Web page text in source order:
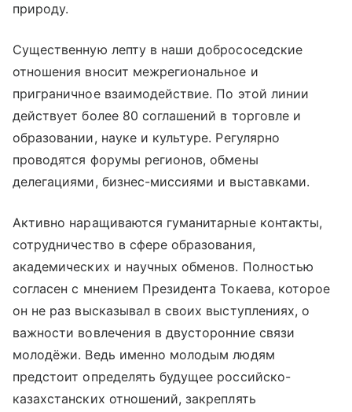
природу.
Существенную лепту в наши добрососедские
отношения вносит межрегиональное и
приграничное взаимодействие. По этой линии
действует более 80 соглашений в торговле и
образовании, науке и культуре. Регулярно
проводятся форумы регионов, обмены
делегациями, бизнес-миссиями и выставками.
Активно наращиваются гуманитарные контакты,
сотрудничество в сфере образования,
академических и научных обменов. Полностью
согласен с мнением Президента Токаева, которое
он не раз высказывал в своих выступлениях, о
важности вовлечения в двусторонние связи
молодёжи. Ведь именно молодым людям
предстоит определять будущее российско-
казахстанских отношений, закреплять